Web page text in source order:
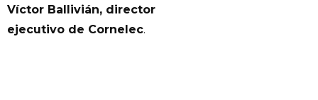
Víctor Ballivián, director
ejecutivo de Cornelec.